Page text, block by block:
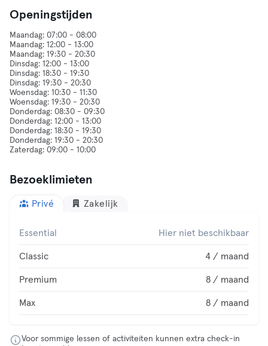
Openingstijden
Maandag: 07:00 - 08:00
Maandag: 12:00 - 13:00
Maandag: 19:30 - 20:30
Dinsdag: 12:00 - 13:00
Dinsdag: 18:30 - 19:30
Dinsdag: 19:30 - 20:30
Woensdag: 10:30 - 11:30
Woensdag: 19:30 - 20:30
Donderdag: 08:30 - 09:30
Donderdag: 12:00 - 13:00
Donderdag: 18:30 - 19:30
Donderdag: 19:30 - 20:30
Bezoeklimieten
Privé Zakelijk
Essential Hier niet beschikbaar
Classic 4 / maand
Premium 8 / maand
Max 8 / maand
Voor sommige lessen of activiteiten kunnen extra check-in